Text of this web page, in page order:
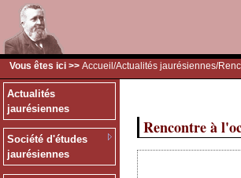
Vous êtes ici >> Accueil /Actualités jaurésiennes/
Actualités
jaurésiennes
Société d'études
jaurésiennes
Rencontre à